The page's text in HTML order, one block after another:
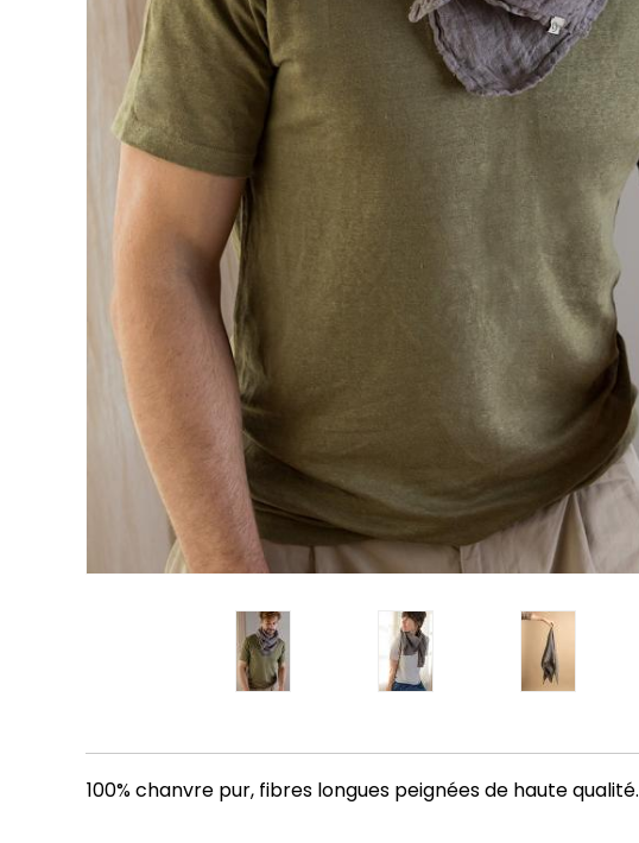
100% chanvre pur, fibres longues peignées de haute qualité.